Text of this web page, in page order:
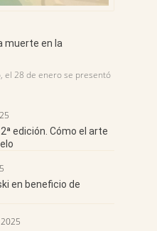
muerte en la
el 28 de enero se presentó
edición. Cómo el arte
en beneficio de
2025